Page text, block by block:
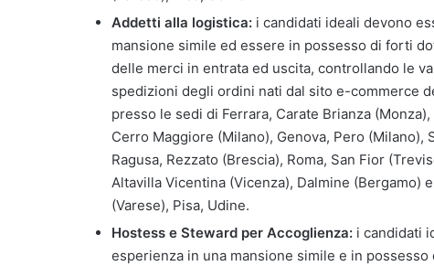
Addetti alla logistica: i candidati ideali devono
mansione simile ed essere in possesso di forti
delle merci in entrata ed uscita, controllando le
spedizioni degli ordini nati dal sito e-commerce
presso le sedi di Ferrara, Carate Brianza
Cerro Maggiore (Milano), Genova, Pero (Milano),
Ragusa, Rezzato (Brescia), Roma, San Fior
Altavilla Vicentina (Vicenza), Dalmine
(Varese), Pisa, Udine.
Hostess e Steward per Accoglienza: i candidati
esperienza in una mansione simile e in